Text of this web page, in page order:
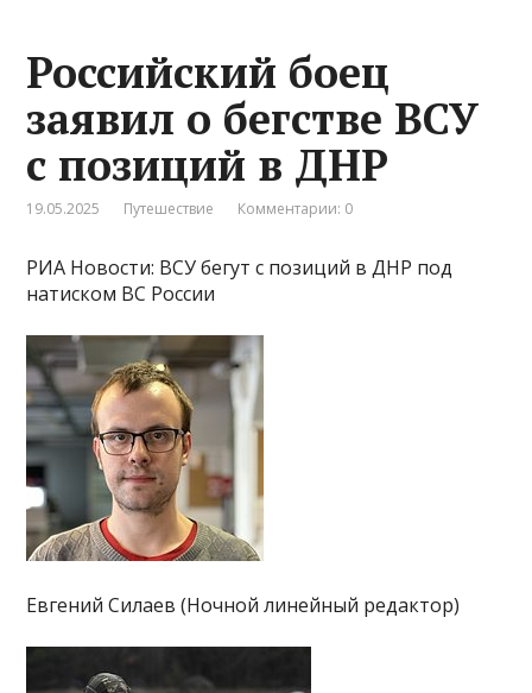
Российский боец
заявил о бегстве ВСУ
с позиций в ДНР
19.05.2025 Путешествие Комментарии: 0
РИА Новости: ВСУ бегут с позиций в ДНР под
натиском ВС России
Евгений Силаев (Ночной линейный редактор)